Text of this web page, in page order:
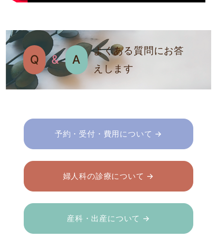
Q & A
よくある質問にお答
えします
予約・受付・費用について →
婦人科の診療について →
産科・出産について →